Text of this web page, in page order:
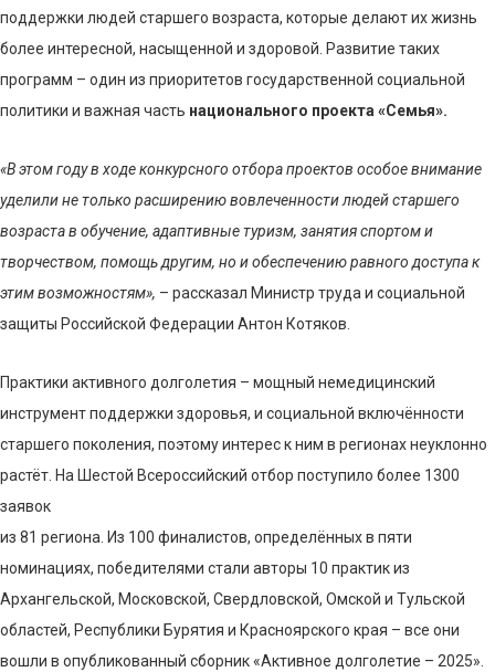
поддержки людей старшего возраста, которые делают их жизнь
более интересной, насыщенной и здоровой. Развитие таких
программ – один из приоритетов государственной социальной
политики и важная часть национального проекта «Семья».
«В этом году в ходе конкурсного отбора проектов особое внимание
уделили не только расширению вовлеченности людей старшего
возраста в обучение, адаптивные туризм, занятия спортом и
творчеством, помощь другим, но и обеспечению равного доступа к
этим возможностям», – рассказал Министр труда и социальной
защиты Российской Федерации Антон Котяков.
Практики активного долголетия – мощный немедицинский
инструмент поддержки здоровья, и социальной включённости
старшего поколения, поэтому интерес к ним в регионах неуклонно
растёт. На Шестой Всероссийский отбор поступило более 1300
заявок
из 81 региона. Из 100 финалистов, определённых в пяти
номинациях, победителями стали авторы 10 практик из
Архангельской, Московской, Свердловской, Омской и Тульской
областей, Республики Бурятия и Красноярского края – все они
вошли в опубликованный сборник «Активное долголетие – 2025».